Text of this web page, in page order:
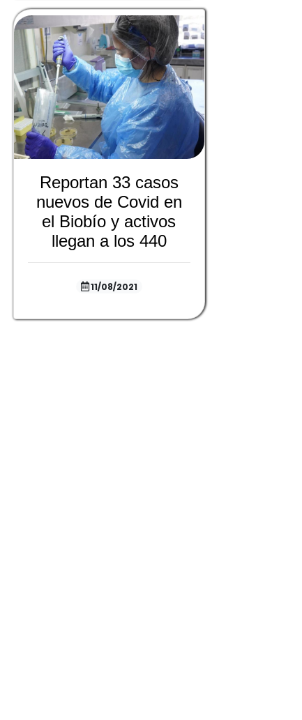
Reportan 33 casos
nuevos de Covid en
el Biobío y activos
llegan a los 440
11/08/2021